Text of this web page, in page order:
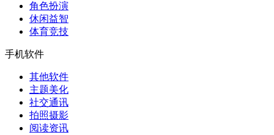
角色扮演
休闲益智
体育竞技
手机软件
其他软件
主题美化
社交通讯
拍照摄影
阅读资讯